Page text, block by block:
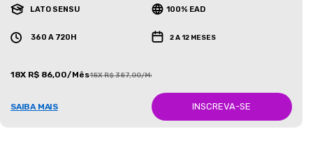
LATO SENSU 100% EAD
360 A 720H 2 A 12 MESES
18X R$ 86,00/Mês18X R$ 387,00/Mês
SAIBA MAIS INSCREVA-SE